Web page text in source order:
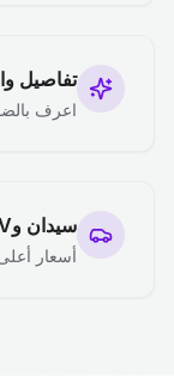
تفاصيل
اعرف
سيدان وSUV مدعومة
أسعار